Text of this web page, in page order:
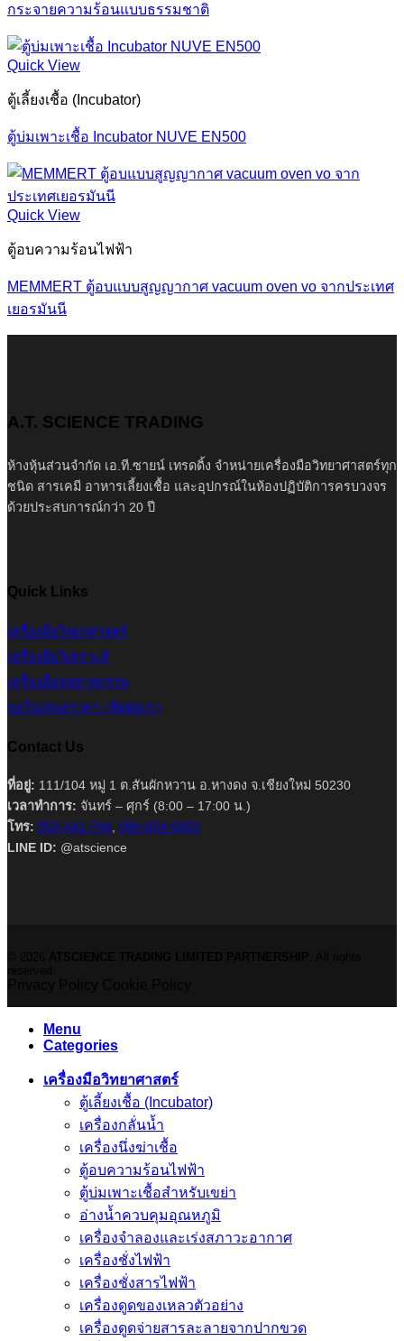
กระจายความร้อนแบบธรรมชาติ
Quick View
ตู้เลี้ยงเชื้อ (Incubator)
ตู้บ่มเพาะเชื้อ Incubator NUVE EN500
Quick View
ตู้อบความร้อนไฟฟ้า
MEMMERT ตู้อบแบบสูญญากาศ vacuum oven vo จากประเทศ
เยอรมันนี
A.T. SCIENCE TRADING
ห้างหุ้นส่วนจำกัด เอ.ที.ซายน์ เทรดดิ้ง จำหน่ายเครื่องมือวิทยาศาสตร์ทุก
ชนิด สารเคมี อาหารเลี้ยงเชื้อ และอุปกรณ์ในห้องปฏิบัติการครบวงจร
ด้วยประสบการณ์กว่า 20 ปี
Quick Links
เครื่องมือวิทยาศาสตร์
เครื่องมือวิเคราะห์
เครื่องมืออุตสาหกรรม
ขอใบเสนอราคา / ติดต่อเรา
Contact Us
ที่อยู่: 111/104 หมู่ 1 ต.สันผักหวาน อ.หางดง จ.เชียงใหม่ 50230
เวลาทำการ: จันทร์ – ศุกร์ (8:00 – 17:00 น.)
โทร: 053-441-794 086-654-5653
LINE ID: @atscience
Menu
Categories
เครื่องมือวิทยาศาสตร์
ตู้เลี้ยงเชื้อ (Incubator)
เครื่องกลั่นน้ำ
เครื่องนึ่งฆ่าเชื้อ
ตู้อบความร้อนไฟฟ้า
ตู้บ่มเพาะเชื้อสำหรับเขย่า
อ่างน้ำควบคุมอุณหภูมิ
เครื่องจำลองและเร่งสภาวะอากาศ
เครื่องชั่งไฟฟ้า
เครื่องชั่งสารไฟฟ้า
เครื่องดูดของเหลวตัวอย่าง
เครื่องดูดจ่ายสารละลายจากปากขวด